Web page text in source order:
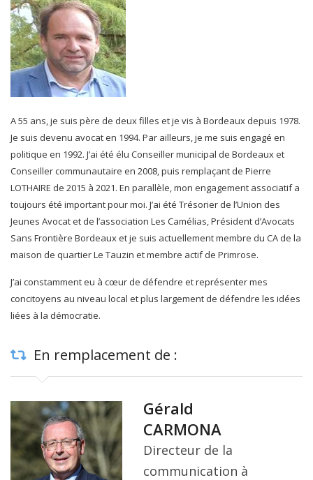
A 55 ans, je suis père de deux filles et je vis à Bordeaux depuis 1978.
Je suis devenu avocat en 1994. Par ailleurs, je me suis engagé en
politique en 1992. J’ai été élu Conseiller municipal de Bordeaux et
Conseiller communautaire en 2008, puis remplaçant de Pierre
LOTHAIRE de 2015 à 2021. En parallèle, mon engagement associatif a
toujours été important pour moi. J’ai été Trésorier de l’Union des
Jeunes Avocat et de l’association Les Camélias, Président d’Avocats
Sans Frontière Bordeaux et je suis actuellement membre du CA de la
maison de quartier Le Tauzin et membre actif de Primrose.
J’ai constamment eu à cœur de défendre et représenter mes
concitoyens au niveau local et plus largement de défendre les idées
liées à la démocratie.
En remplacement de :
Gérald
CARMONA
Directeur de la
communication à